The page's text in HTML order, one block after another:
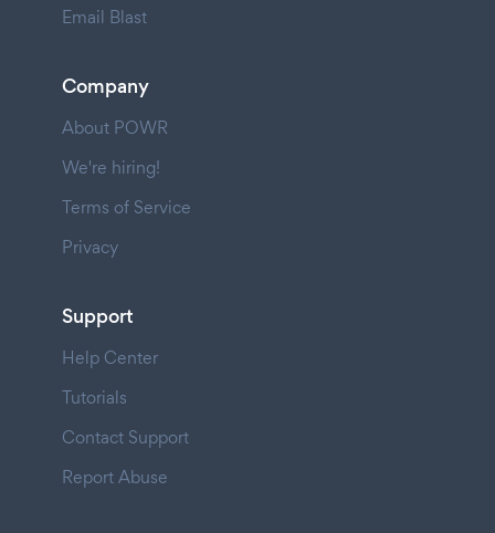
Email Blast
Company
About POWR
We're hiring!
Terms of Service
Privacy
Support
Help Center
Tutorials
Contact Support
Report Abuse